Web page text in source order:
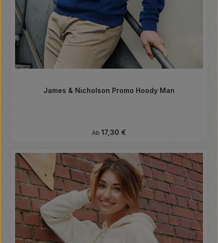
James & Nicholson Promo Hoody Man
Regulärer Preis:
Ab 17,30 €